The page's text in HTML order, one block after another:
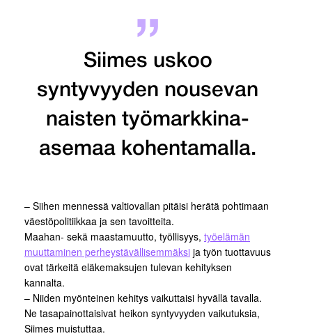
Siimes uskoo
syntyvyyden nousevan
naisten työmarkkina-
asemaa kohentamalla.
– Siihen mennessä valtiovallan pitäisi herätä pohtimaan
väestöpolitiikkaa ja sen tavoitteita.
Maahan- sekä maastamuutto, työllisyys, työelämän
muuttaminen perheystävällisemmäksi ja työn tuottavuus
ovat tärkeitä eläkemaksujen tulevan kehityksen
kannalta.
– Niiden myönteinen kehitys vaikuttaisi hyvällä tavalla.
Ne tasapainottaisivat heikon syntyvyyden vaikutuksia,
Siimes muistuttaa.